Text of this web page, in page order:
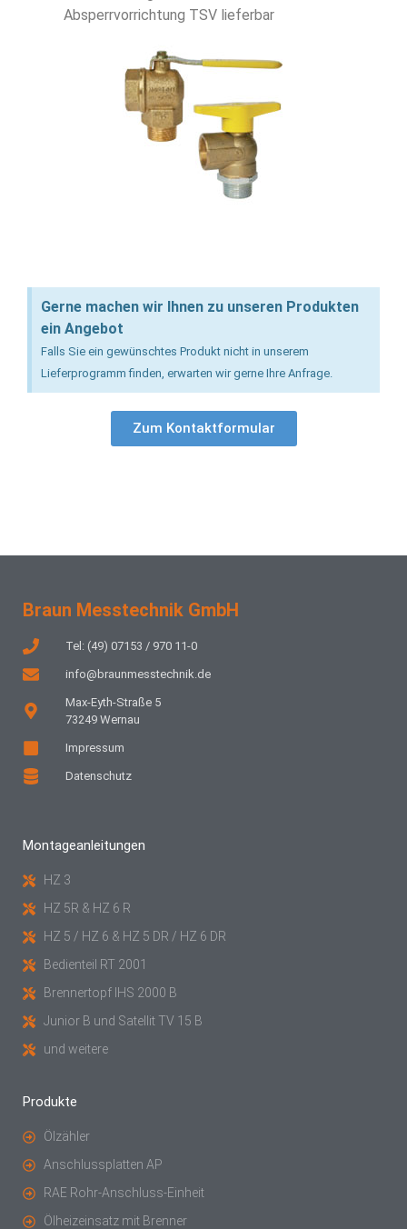
Absperrvorrichtung TSV lieferbar
Gerne machen wir Ihnen zu unseren Produkten
ein Angebot
Falls Sie ein gewünschtes Produkt nicht in unserem
Lieferprogramm finden, erwarten wir gerne Ihre Anfrage.
Zum Kontaktformular
Braun Messtechnik GmbH
Tel: (49) 07153 / 970 11-0
info@braunmesstechnik.de
Max-Eyth-Straße 5
73249 Wernau
Impressum
Datenschutz
Montageanleitungen
HZ 3
HZ 5R & HZ 6 R
HZ 5 / HZ 6 & HZ 5 DR / HZ 6 DR
Bedienteil RT 2001
Brennertopf IHS 2000 B
Junior B und Satellit TV 15 B
und weitere
Produkte
Ölzähler
Anschlussplatten AP
RAE Rohr-Anschluss-Einheit
Ölheizeinsatz mit Brenner